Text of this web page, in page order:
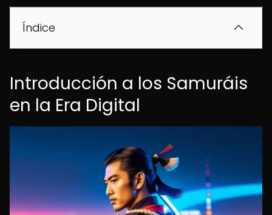
Índice
Introducción a los Samuráis
en la Era Digital